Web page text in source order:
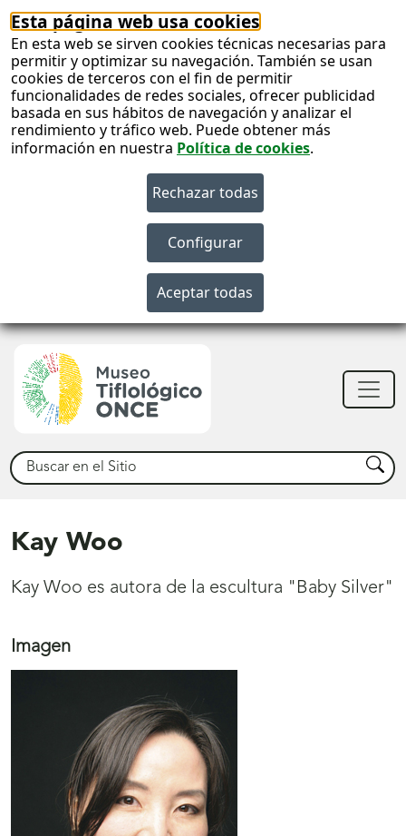
Esta página web usa cookies
En esta web se sirven cookies técnicas necesarias para
permitir y optimizar su navegación. También se usan
cookies de terceros con el fin de permitir
funcionalidades de redes sociales, ofrecer publicidad
basada en sus hábitos de navegación y analizar el
rendimiento y tráfico web. Puede obtener más
información en nuestra Política de cookies.
Buscar Buscar
Kay Woo
Kay Woo es autora de la escultura "Baby Silver"
Imagen